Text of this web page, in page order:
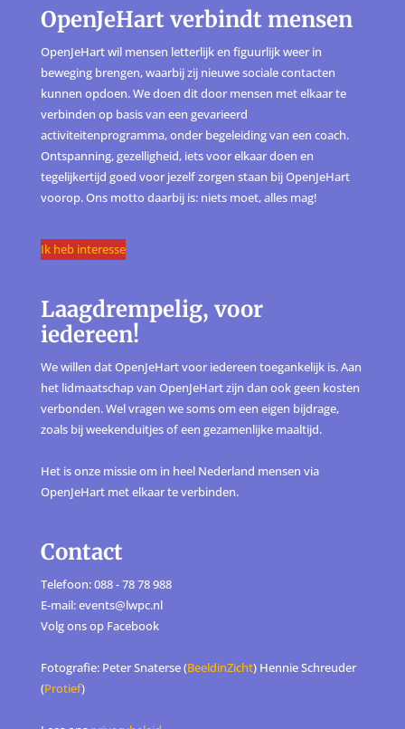
OpenJeHart verbindt mensen
OpenJeHart wil mensen letterlijk en figuurlijk weer in
beweging brengen, waarbij zij nieuwe sociale contacten
kunnen opdoen. We doen dit door mensen met elkaar te
verbinden op basis van een gevarieerd
activiteitenprogramma, onder begeleiding van een coach.
Ontspanning, gezelligheid, iets voor elkaar doen en
tegelijkertijd goed voor jezelf zorgen staan bij OpenJeHart
voorop. Ons motto daarbij is: niets moet, alles mag!
Ik heb interesse
Laagdrempelig, voor
iedereen!
We willen dat OpenJeHart voor iedereen toegankelijk is. Aan
het lidmaatschap van OpenJeHart zijn dan ook geen kosten
verbonden. Wel vragen we soms om een eigen bijdrage,
zoals bij weekenduitjes of een gezamenlijke maaltijd.
Het is onze missie om in heel Nederland mensen via
OpenJeHart met elkaar te verbinden.
Contact
Telefoon: 088 - 78 78 988
E-mail: events@lwpc.nl
Volg ons op Facebook
Fotografie: Peter Snaterse (BeeldinZicht) Hennie Schreuder
(Protief)